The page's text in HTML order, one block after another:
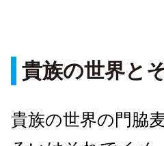
貴族の世界と
貴族の世界の門脇